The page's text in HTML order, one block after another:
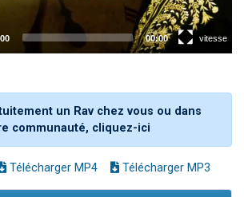
un Rav chez vous ou dans
communauté, cliquez-ici
Télécharger MP4 Télécharger MP3